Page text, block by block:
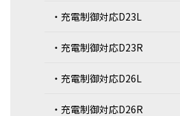
・充電制御対応D23L
・充電制御対応D23R
・充電制御対応D26L
・充電制御対応D26R